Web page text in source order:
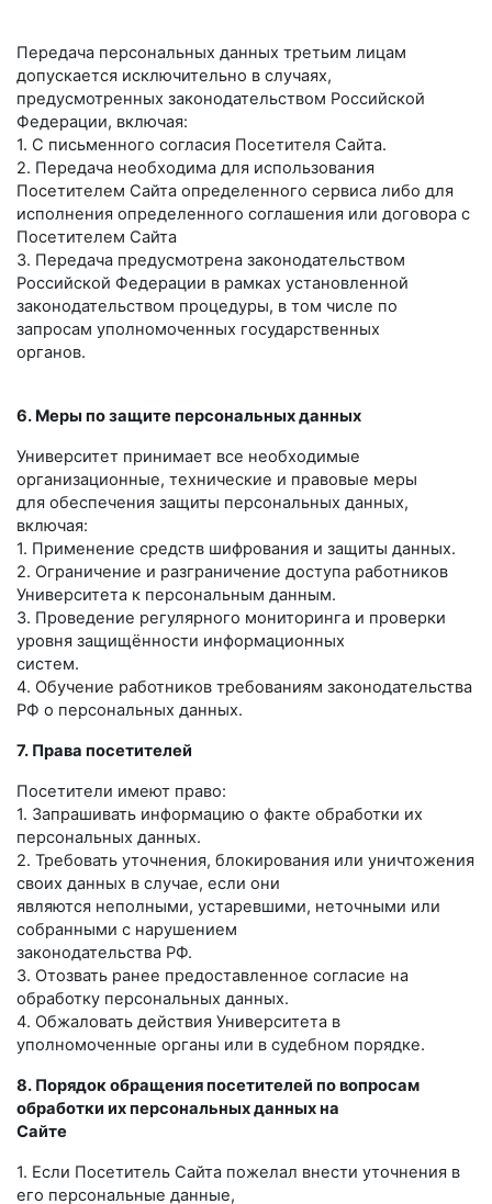
Передача персональных данных третьим лицам
допускается исключительно в случаях,
предусмотренных законодательством Российской
Федерации, включая:
1. С письменного согласия Посетителя Сайта.
2. Передача необходима для использования
Посетителем Сайта определенного сервиса либо для
исполнения определенного соглашения или договора с
Посетителем Сайта
3. Передача предусмотрена законодательством
Российской Федерации в рамках установленной
законодательством процедуры, в том числе по
запросам уполномоченных государственных
органов.
6. Меры по защите персональных данных
Университет принимает все необходимые
организационные, технические и правовые меры
для обеспечения защиты персональных данных,
включая:
1. Применение средств шифрования и защиты данных.
2. Ограничение и разграничение доступа работников
Университета к персональным данным.
3. Проведение регулярного мониторинга и проверки
уровня защищённости информационных
систем.
4. Обучение работников требованиям законодательства
РФ о персональных данных.
7. Права посетителей
Посетители имеют право:
1. Запрашивать информацию о факте обработки их
персональных данных.
2. Требовать уточнения, блокирования или уничтожения
своих данных в случае, если они
являются неполными, устаревшими, неточными или
собранными с нарушением
законодательства РФ.
3. Отозвать ранее предоставленное согласие на
обработку персональных данных.
4. Обжаловать действия Университета в
уполномоченные органы или в судебном порядке.
8. Порядок обращения посетителей по вопросам
обработки их персональных данных на
Сайте
1. Если Посетитель Сайта пожелал внести уточнения в
его персональные данные,